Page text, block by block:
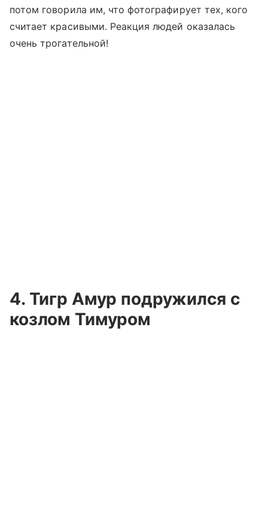
потом говорила им, что фотографирует тех, кого
считает красивыми. Реакция людей оказалась
очень трогательной!
4. Тигр Амур подружился с
козлом Тимуром